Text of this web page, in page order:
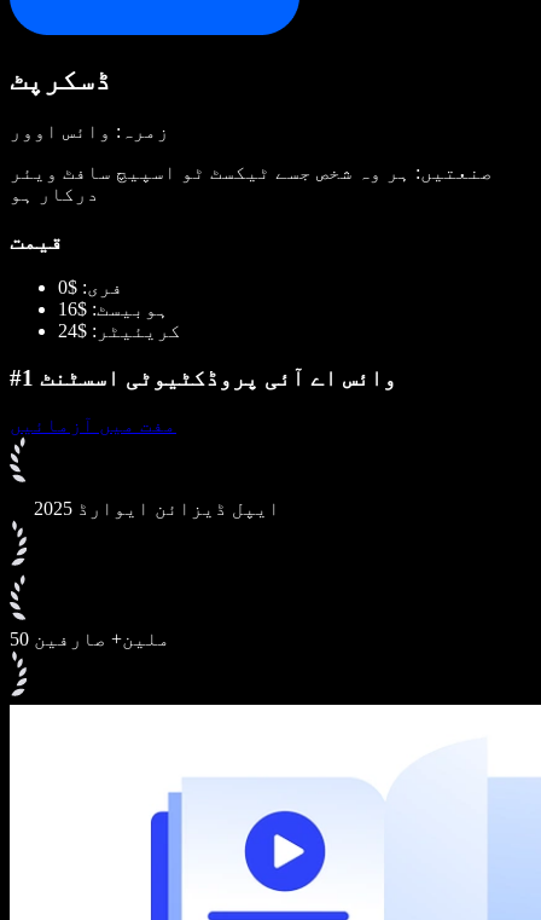
ڈسکرپٹ
زمرہ: وائس اوور
صنعتیں: ہر وہ شخص جسے ٹیکسٹ ٹو اسپیچ سافٹ ویئر
درکار ہو
قیمت
فری: $0
ہوبیسٹ: $16
کریئیٹر: $24
#1 وائس اے آئی پروڈکٹیوٹی اسسٹنٹ
مفت میں آزمائیں
2025 ایپل ڈیزائن ایوارڈ
50 ملین+ صارفین